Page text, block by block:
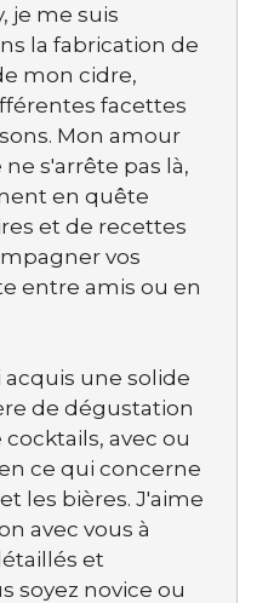
je me suis
la fabrication de
mon cidre,
facettes
Mon amour
s'arrête pas là,
en quête
et de recettes
vos
entre amis ou en
acquis une solide
de dégustation
avec ou
ce qui concerne
les bières. J'aime
avec vous à
et
soyez novice ou